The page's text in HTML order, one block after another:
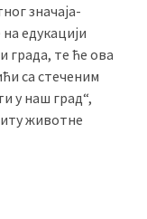
значаја-
едукацији
града, те ће ова
са стеченим
у наш град“,
животне